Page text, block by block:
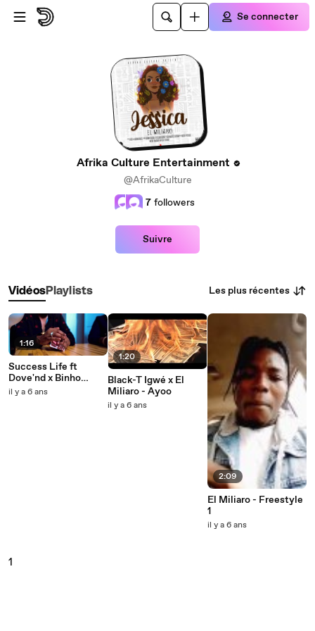
Passer au contenu principal
Se connecter
Afrika Culture Entertainment
@AfrikaCulture
7 followers
Suivre
VidéosPlaylists Les plus récentes
1:16
Success Life ft
Dove'nd x Binho
Capone x Capitaine
il y a 6 ans
1:20
Black-T Igwé x El
Miliaro - Ayoo
il y a 6 ans
2:09
El Miliaro - Freestyle
1
il y a 6 ans
1